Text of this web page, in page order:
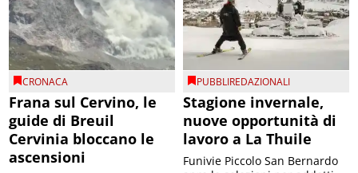
CRONACA
Frana sul Cervino, le
guide di Breuil
Cervinia bloccano le
ascensioni
PUBBLIREDAZIONALI
Stagione invernale,
nuove opportunità di
lavoro a La Thuile
Funivie Piccolo San Bernardo